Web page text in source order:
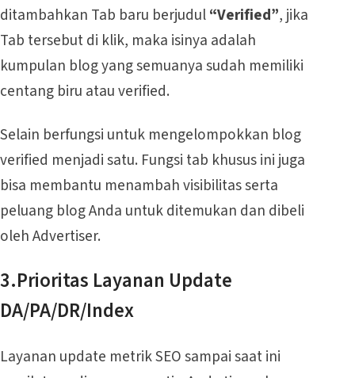
ditambahkan Tab baru berjudul“Verified”, jika
Tab tersebut di klik, maka isinya adalah
kumpulan blog yang semuanya sudah memiliki
centang biru atau verified.
Selain berfungsi untuk mengelompokkan blog
verified menjadi satu. Fungsi tab khusus ini juga
bisa membantu menambah visibilitas serta
peluang blog Anda untuk ditemukan dan dibeli
oleh Advertiser.
3.Prioritas Layanan Update
DA/PA/DR/Index
Layanan update metrik SEO sampai saat ini